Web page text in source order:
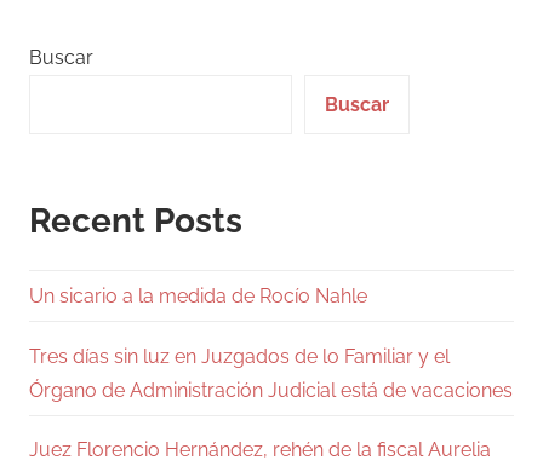
Buscar
Buscar
Recent Posts
Un sicario a la medida de Rocío Nahle
Tres días sin luz en Juzgados de lo Familiar y el
Órgano de Administración Judicial está de vacaciones
Juez Florencio Hernández, rehén de la fiscal Aurelia